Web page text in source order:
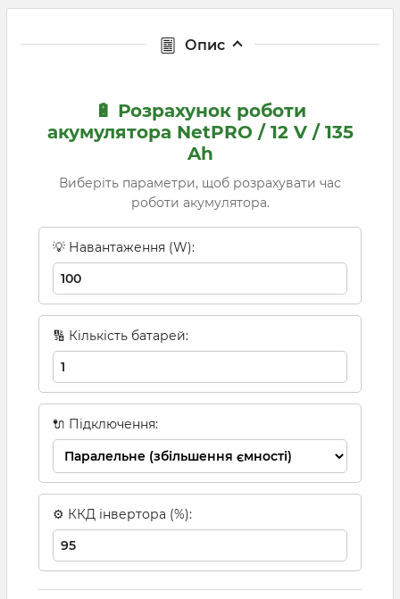
Опис
🔋 Розрахунок роботи
акумулятора NetPRO / 12 V / 135
Ah
Виберіть параметри, щоб розрахувати час
роботи акумулятора.
💡 Навантаження (W):
🔢 Кількість батарей:
🔌 Підключення:
⚙ ККД інвертора (%):